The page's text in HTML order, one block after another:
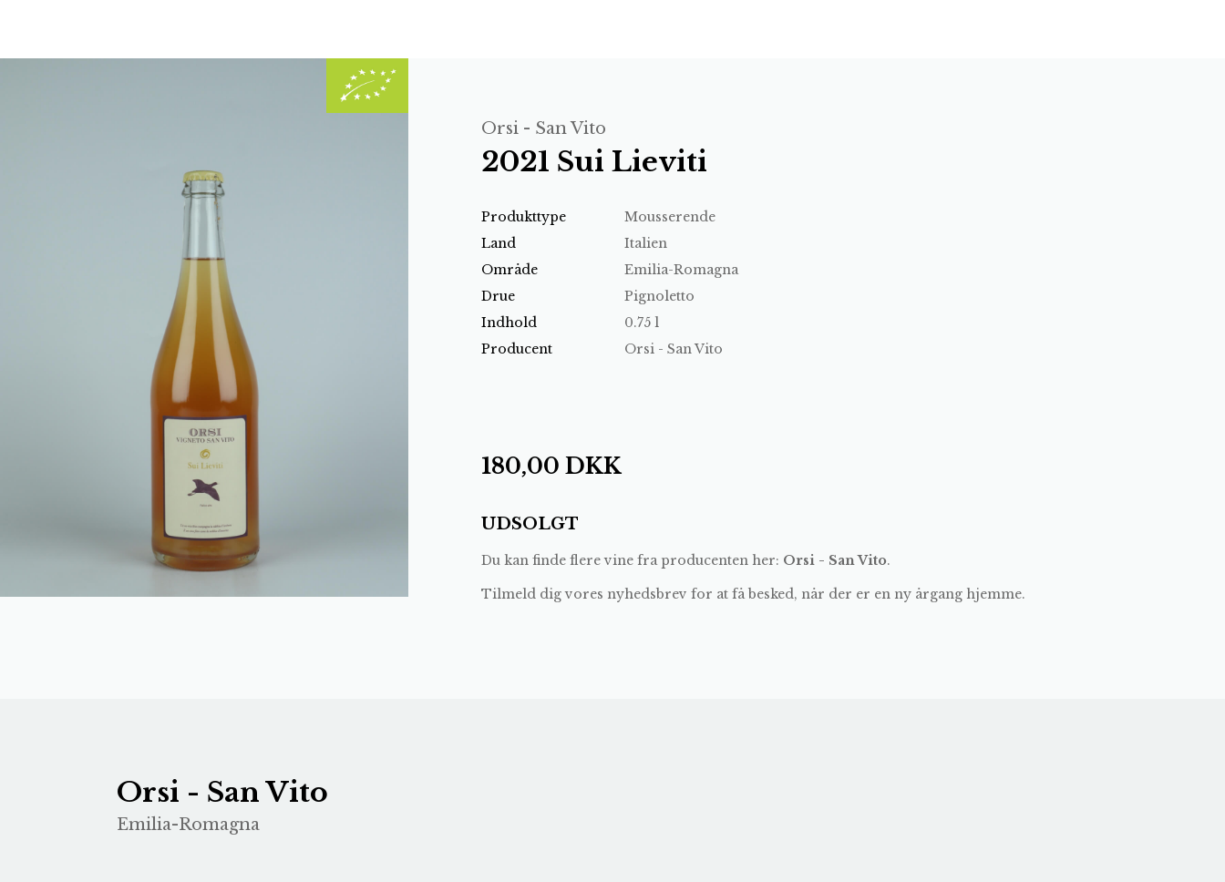
Orsi - San Vito
2021 Sui Lieviti
Produkttype
Mousserende
Land
Italien
Område
Emilia-Romagna
Drue
Pignoletto
Indhold
0.75 l
Producent
Orsi - San Vito
180,00 DKK
UDSOLGT
Du kan finde flere vine fra producenten her: Orsi - San Vito.
Tilmeld dig vores nyhedsbrev for at få besked, når der er en ny årgang hjemme.
Orsi - San Vito
Emilia-Romagna